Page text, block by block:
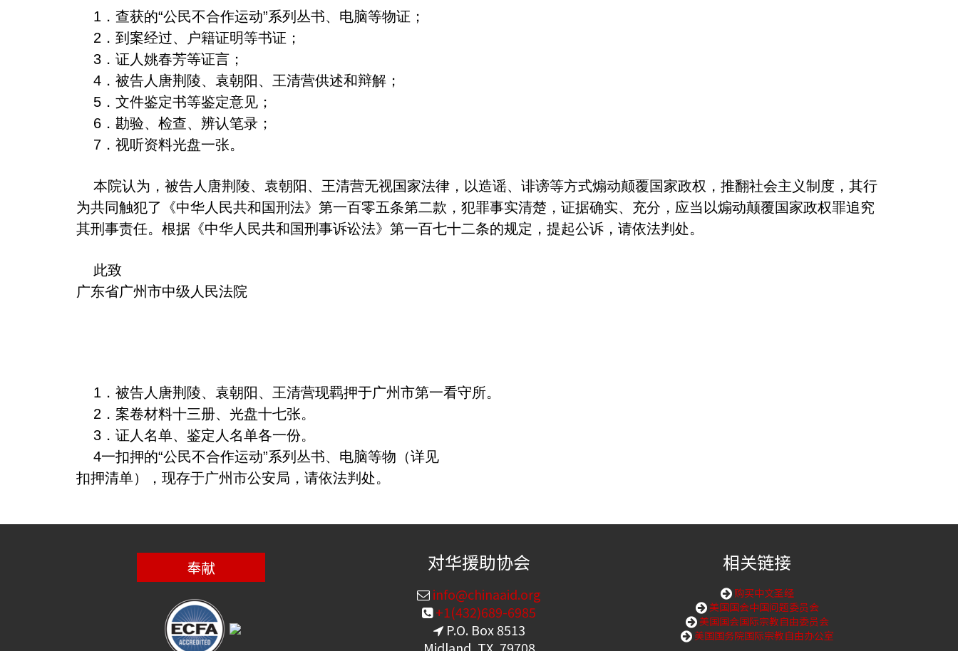
1．查获的“公民不合作运动”系列丛书、电脑等物证；
2．到案经过、户籍证明等书证；
3．证人姚春芳等证言；
4．被告人唐荆陵、袁朝阳、王清营供述和辩解；
5．文件鉴定书等鉴定意见；
6．勘验、检查、辨认笔录；
7．视听资料光盘一张。
本院认为，被告人唐荆陵、袁朝阳、王清营无视国家法律，以造谣、诽谤等方式煽动颠覆国家政权，推翻社会主义制度，其行
为共同触犯了《中华人民共和国刑法》第一百零五条第二款，犯罪事实清楚，证据确实、充分，应当以煽动颠覆国家政权罪追究
其刑事责任。根据《中华人民共和国刑事诉讼法》第一百七十二条的规定，提起公诉，请依法判处。
此致
广东省广州市中级人民法院
1．被告人唐荆陵、袁朝阳、王清营现羁押于广州市第一看守所。
2．案卷材料十三册、光盘十七张。
3．证人名单、鉴定人名单各一份。
4一扣押的“公民不合作运动”系列丛书、电脑等物（详见
扣押清单），现存于广州市公安局，请依法判处。
奉献 对华援助协会
info@chinaaid.org
+1(432)689-6985
P.O. Box 8513
相关链接
购买中文圣经
美国国会中国问题委员会
美国国会国际宗教自由委员会
美国国务院国际宗教自由办公室